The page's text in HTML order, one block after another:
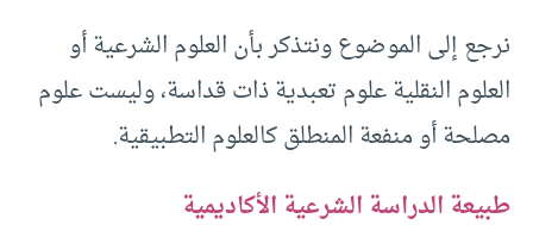
نرجع إلى الموضوع ونتذكر بأن العلوم الشرعية أو
العلوم النقلية علوم تعبدية ذات قداسة، وليست علوم
مصلحة أو منفعة المنطلق كالعلوم التطبيقية.
طبيعة الدراسة الشرعية الأكاديمية